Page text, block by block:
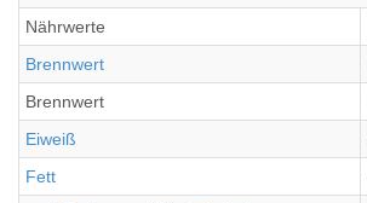
Nährwerte
Brennwert
Brennwert
Eiweiß
Fett